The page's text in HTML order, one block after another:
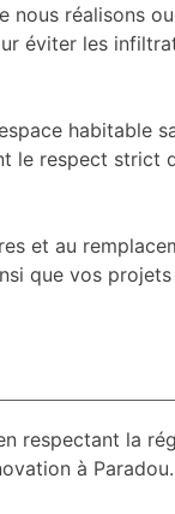
réalisons
éviter les
habitable
le respect strict
et au
que vos
respectant la
à Paradou.